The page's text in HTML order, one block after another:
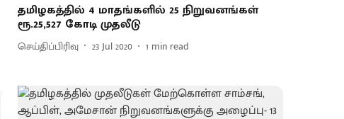
தமிழகத்தில் 4 மாதங்களில் 25 நிறுவனங்கள்
ரூ.25,527 கோடி முதலீடு
செய்திப்பிரிவு 23 Jul 2020 1 min read